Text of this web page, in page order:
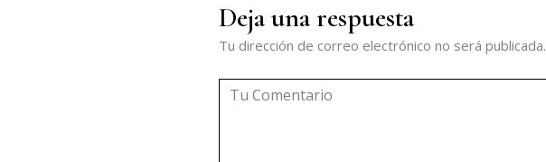
Deja una respuesta
Tu dirección de correo electrónico no será publicada.